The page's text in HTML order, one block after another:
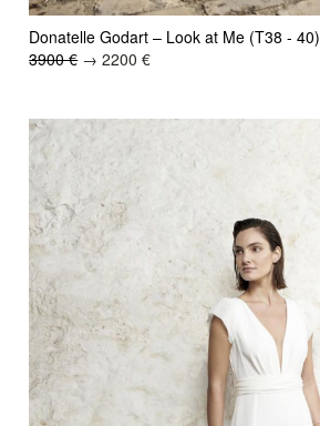
Donatelle Godart – Look at Me (T38 - 40)
3900 € → 2200 €